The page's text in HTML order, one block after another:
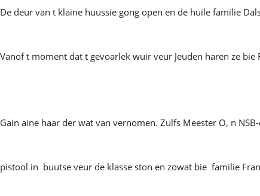
De deur van t klaine huussie gong open en de huile familie
Vanof t moment dat t gevoarlek wuir veur Jeuden haren ze bie
Gain aine haar der wat van vernomen. Zulfs Meester O, n
pistool in buutse veur de klasse ston en zowat bie familie